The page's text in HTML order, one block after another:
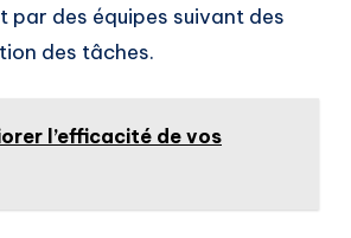
par des équipes suivant des
des tâches.
l’efficacité de vos